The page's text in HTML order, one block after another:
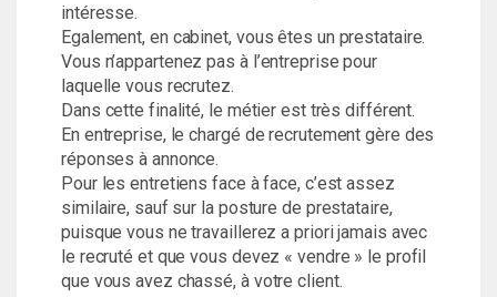
intéresse.
Egalement, en cabinet, vous êtes un prestataire.
Vous n’appartenez pas à l’entreprise pour
laquelle vous recrutez.
Dans cette finalité, le métier est très différent.
En entreprise, le chargé de recrutement gère des
réponses à annonce.
Pour les entretiens face à face, c’est assez
similaire, sauf sur la posture de prestataire,
puisque vous ne travaillerez a priori jamais avec
le recruté et que vous devez « vendre » le profil
que vous avez chassé, à votre client.